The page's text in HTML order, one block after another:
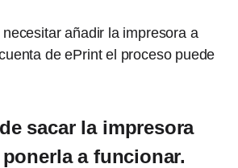
añadir la impresora a
de ePrint el proceso puede
sacar la impresora
a funcionar.